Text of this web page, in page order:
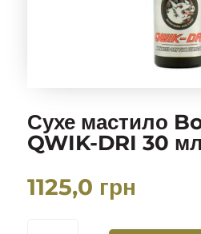
Сухе мастило
QWIK-DRI 30 мл
1125,0 грн